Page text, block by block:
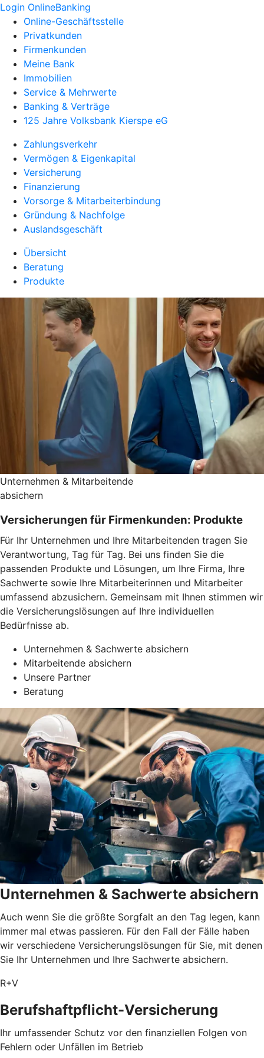
Login OnlineBanking
Online-Geschäftsstelle
Privatkunden
Firmenkunden
Meine Bank
Immobilien
Service & Mehrwerte
Banking & Verträge
125 Jahre Volksbank Kierspe eG
Zahlungsverkehr
Vermögen & Eigenkapital
Versicherung
Finanzierung
Vorsorge & Mitarbeiterbindung
Gründung & Nachfolge
Auslandsgeschäft
Übersicht
Beratung
Produkte
Unternehmen & Mitarbeitende
absichern
Versicherungen für Firmenkunden: Produkte
Für Ihr Unternehmen und Ihre Mitarbeitenden tragen Sie
Verantwortung, Tag für Tag. Bei uns finden Sie die
passenden Produkte und Lösungen, um Ihre Firma, Ihre
Sachwerte sowie Ihre Mitarbeiterinnen und Mitarbeiter
umfassend abzusichern. Gemeinsam mit Ihnen stimmen wir
die Versicherungslösungen auf Ihre individuellen
Bedürfnisse ab.
Unternehmen & Sachwerte absichern
Mitarbeitende absichern
Unsere Partner
Beratung
Unternehmen & Sachwerte absichern
Auch wenn Sie die größte Sorgfalt an den Tag legen, kann
immer mal etwas passieren. Für den Fall der Fälle haben
wir verschiedene Versicherungslösungen für Sie, mit denen
Sie Ihr Unternehmen und Ihre Sachwerte absichern.
R+V
Berufshaftpflicht-Versicherung
Ihr umfassender Schutz vor den finanziellen Folgen von
Fehlern oder Unfällen im Betrieb